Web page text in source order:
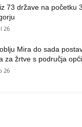
73 države na početku
26
Mira do sada
za žrtve s područja
26